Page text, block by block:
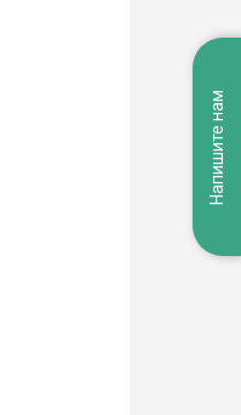
Напишите нам